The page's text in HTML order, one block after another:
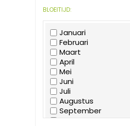
BLOEITIJD:
Januari
Februari
Maart
April
Mei
Juni
Juli
Augustus
September
Oktober